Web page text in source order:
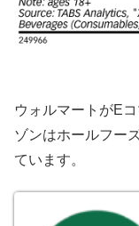
ウォルマートがE
ゾンはホールフー
ています。